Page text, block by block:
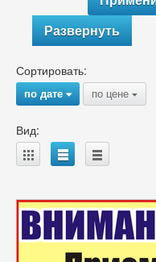
Развернуть
Сортировать:
по дате{ по цене {
Вид:
A B C